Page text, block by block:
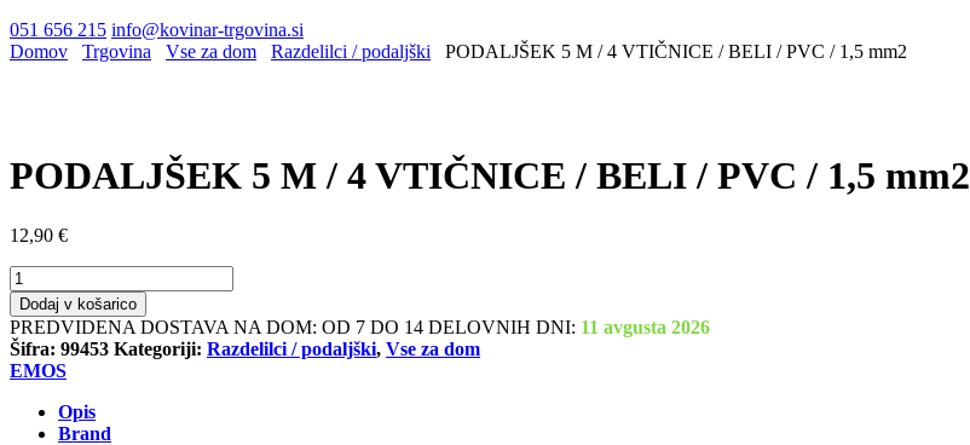
051 656 215 info@kovinar-trgovina.si
Domov
Trgovina Vse za dom Razdelilci / podaljški PODALJŠEK 5 M / 4 VTIČNICE / BELI / PVC / 1,5 mm2
PODALJŠEK 5 M / 4 VTIČNICE / BELI / PVC / 1,5 mm2
12,90 €
PODALJŠEK
5
M
/
4
VTIČNICE
BELI
Dodaj v košarico
PREDVIDENA DOSTAVA NA DOM: OD 7 DO 14 DELOVNIH DNI: 11 avgusta 2026
Šifra: 99453 Kategoriji: Razdelilci / podaljški, Vse za dom
EMOS
Opis
Brand